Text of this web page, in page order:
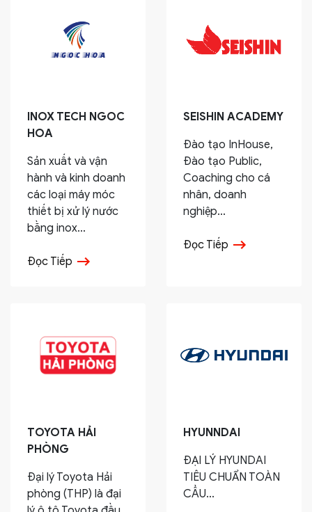
INOX TECH NGOC
HOA
Sản xuất và vận
hành và kinh doanh
các loại máy móc
thiết bị xử lý nước
bằng inox...
Đọc Tiếp
SEISHIN ACADEMY
Đào tạo InHouse,
Đào tạo Public,
Coaching cho cá
nhân, doanh
nghiệp...
Đọc Tiếp
TOYOTA HẢI
PHÒNG
Đại lý Toyota Hải
phòng (THP) là đại
HYUNNDAI
ĐẠI LÝ HYUNDAI
TIÊU CHUẨN TOÀN
CẦU...